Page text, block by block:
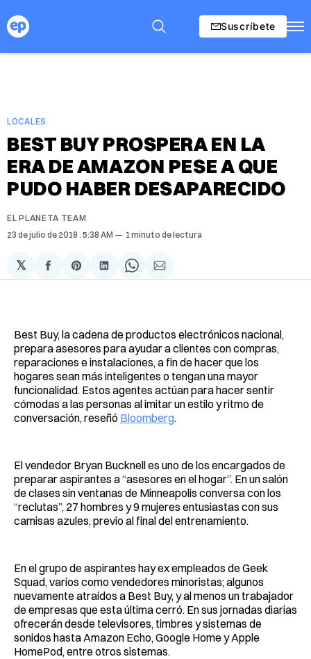
Suscríbete
LOCALES
BEST BUY PROSPERA EN LA
ERA DE AMAZON PESE A QUE
PUDO HABER DESAPARECIDO
EL PLANETA TEAM
23 de julio de 2018 . 5:38 AM 1 minuto de lectura
𝕏
Compartir
en
Share
on
Compartir
en
Share
on
Compartir
via
Best Buy, la cadena de productos electrónicos nacional,
prepara asesores para ayudar a clientes con compras,
reparaciones e instalaciones, a fin de hacer que los
hogares sean más inteligentes o tengan una mayor
funcionalidad. Estos agentes actúan para hacer sentir
cómodas a las personas al imitar un estilo y ritmo de
conversación, reseñó Bloomberg.
El vendedor Bryan Bucknell es uno de los encargados de
preparar aspirantes a “asesores en el hogar”. En un salón
de clases sin ventanas de Minneapolis conversa con los
“reclutas”, 27 hombres y 9 mujeres entusiastas con sus
camisas azules, previo al final del entrenamiento.
En el grupo de aspirantes hay ex empleados de Geek
Squad, varios como vendedores minoristas; algunos
nuevamente atraídos a Best Buy, y al menos un trabajador
de empresas que esta última cerró. En sus jornadas diarias
ofrecerán desde televisores, timbres y sistemas de
sonidos hasta Amazon Echo, Google Home y Apple
HomePod, entre otros sistemas.